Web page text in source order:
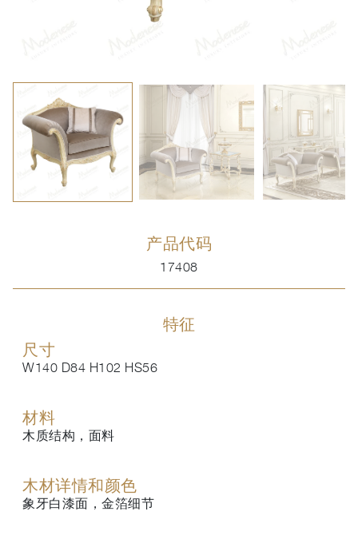
产品代码
17408
特征
尺寸
W140 D84 H102 HS56
材料
木质结构，面料
木材详情和颜色
象牙白漆面，金箔细节